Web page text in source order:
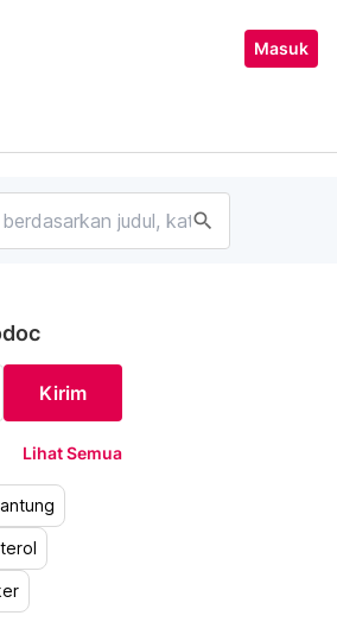
Masuk
search
Kirim
Lihat Semua